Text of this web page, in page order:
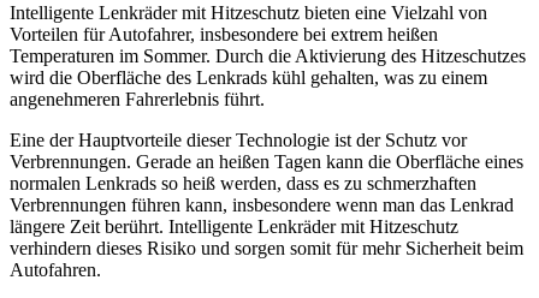
Intelligente Lenkräder mit Hitzeschutz bieten eine Vielzahl von
Vorteilen für Autofahrer, insbesondere bei extrem heißen
Temperaturen im Sommer. Durch die Aktivierung des Hitzeschutzes
wird die Oberfläche des Lenkrads kühl gehalten, was zu einem
angenehmeren Fahrerlebnis führt.
Eine der Hauptvorteile dieser Technologie ist der Schutz vor
Verbrennungen. Gerade an heißen Tagen kann die Oberfläche eines
normalen Lenkrads so heiß werden, dass es zu schmerzhaften
Verbrennungen führen kann, insbesondere wenn man das Lenkrad
längere Zeit berührt. Intelligente Lenkräder mit Hitzeschutz
verhindern dieses Risiko und sorgen somit für mehr Sicherheit beim
Autofahren.